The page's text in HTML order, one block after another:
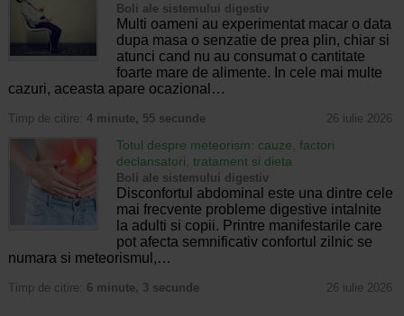
Boli ale sistemului digestiv
Multi oameni au experimentat macar o data
dupa masa o senzatie de prea plin, chiar si
atunci cand nu au consumat o cantitate
foarte mare de alimente. In cele mai multe
cazuri, aceasta apare ocazional…
Timp de citire: 4 minute, 55 secunde 26 iulie 2026
Totul despre meteorism: cauze, factori
declansatori, tratament si dieta
Boli ale sistemului digestiv
Disconfortul abdominal este una dintre cele
mai frecvente probleme digestive intalnite
la adulti si copii. Printre manifestarile care
pot afecta semnificativ confortul zilnic se
numara si meteorismul,…
Timp de citire: 6 minute, 3 secunde 26 iulie 2026